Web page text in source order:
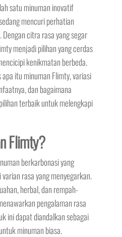
satu minuman inovatif
mencuri perhatian
citra rasa yang segar
menjadi pilihan yang cerdas
kenikmatan berbeda.
itu minuman Flimty, variasi
dan bagaimana
terbaik untuk melengkapi
Flimty?
berkarbonasi yang
rasa yang menyegarkan.
herbal, dan rempah-
pengalaman rasa
ini dapat diandalkan sebagai
minuman biasa.